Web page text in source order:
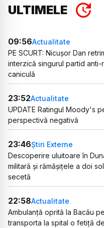
ULTIMELE
09:56Actualitate
PE SCURT: Nicușor Dan
interzică singurul partid
caniculă
23:52Actualitate
UPDATE Ratingul Moody's
perspectivă negativă
23:46Știri Externe
Descoperire uluitoare în
militară și rămășițele a doi
secetă
22:58Actualitate
Ambulanță oprită la Bacău
transporta la spital o fetiță